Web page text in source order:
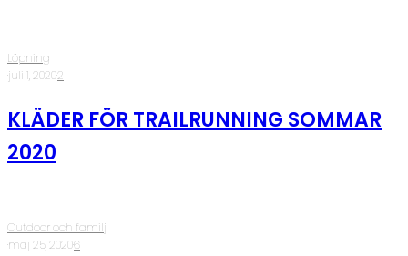
Löpning
·juli 1, 2020·2
KLÄDER FÖR TRAILRUNNING SOMMAR
2020
Outdoor och familj
·maj 25, 2020·6